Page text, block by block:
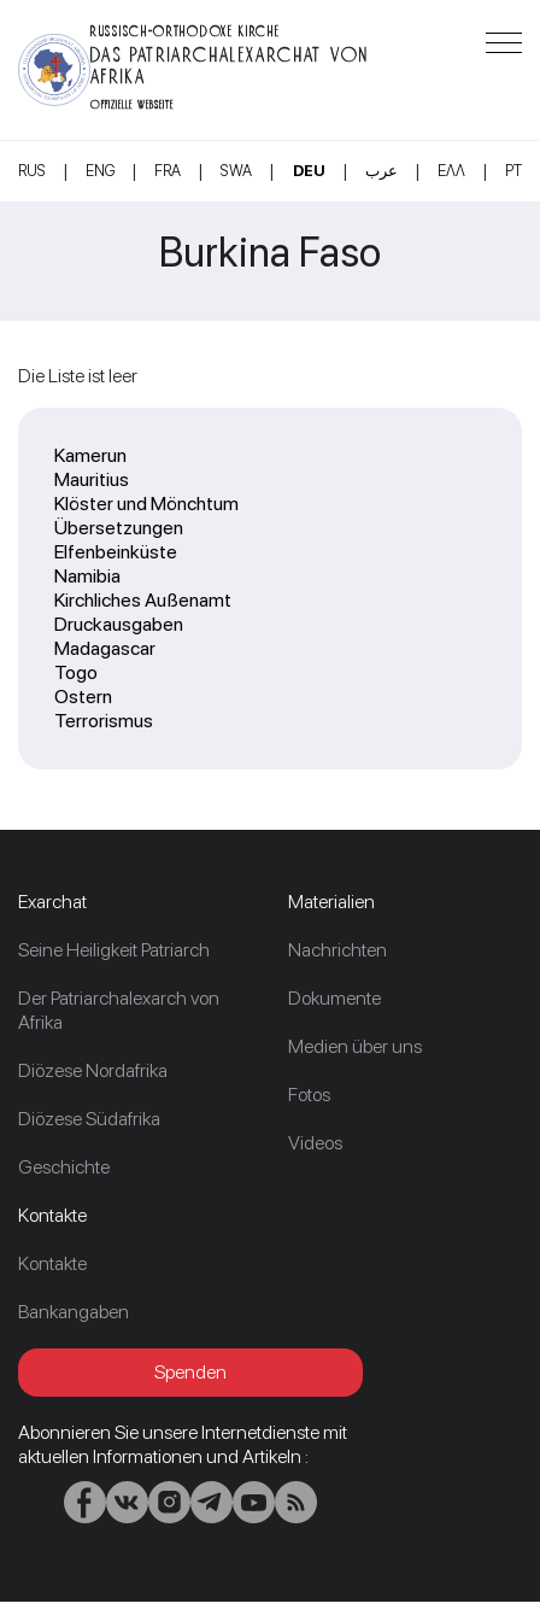
RUSSISCH-ORTHODOXE KIRCHE
DAS PATRIARCHALEXARCHAT VON
AFRIKA
OFFIZIELLE WEBSEITE
RUS | ENG | FRA | SWA | DEU | عرب | ΕΛΛ | PT
Burkina Faso
Kamerun
Mauritius
Klöster und Mönchtum
Übersetzungen
Elfenbeinküste
Namibia
Kirchliches Außenamt
Druckausgaben
Madagascar
Togo
Ostern
Terrorismus
Die Liste ist leer
Exarchat
Seine Heiligkeit Patriarch
Der Patriarchalexarch von
Afrika
Diözese Nordafrika
Diözese Südafrika
Geschichte
Materialien
Nachrichten
Dokumente
Medien über uns
Fotos
Videos
Kontakte
Kontakte
Bankangaben
Spenden
Abonnieren Sie unsere Internetdienste mit
aktuellen Informationen und Artikeln :